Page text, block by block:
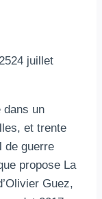
24 juillet
dans un
et trente
de guerre
propose La
Guez,